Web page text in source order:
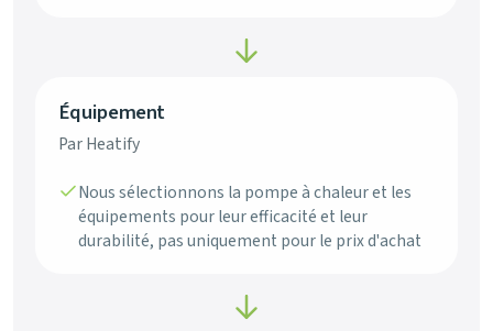
Équipement
Par Heatify
Nous sélectionnons la pompe à chaleur et les
équipements pour leur efficacité et leur
durabilité, pas uniquement pour le prix d'achat